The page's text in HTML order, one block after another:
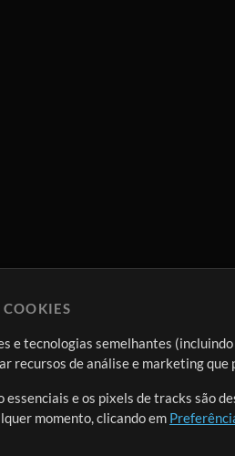
COOKIES
e tecnologias semelhantes
recursos de análise e marketing
essenciais e os pixels de tracks são
momento, clicando em